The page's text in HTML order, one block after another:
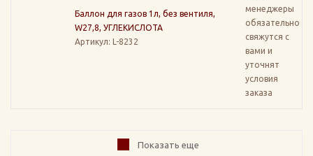
Баллон для газов 1л, без вентиля,
W27,8, УГЛЕКИСЛОТА
Артикул: L-8232
менеджеры
обязательно
свяжутся с
вами и
уточнят
условия
заказа
Показать еще